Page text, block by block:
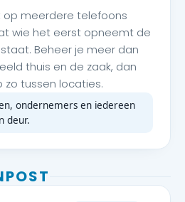
op meerdere telefoons
wie het eerst opneemt de
Beheer je meer dan
thuis en de zaak, dan
zo tussen locaties.
ondernemers en iedereen
deur.